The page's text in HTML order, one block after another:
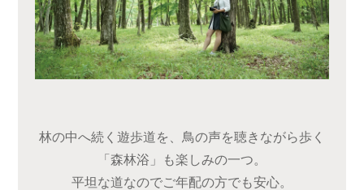
林の中へ続く遊歩道を、鳥の声を聴きながら歩く
「森林浴」も楽しみの一つ。
平坦な道なのでご年配の方でも安心。